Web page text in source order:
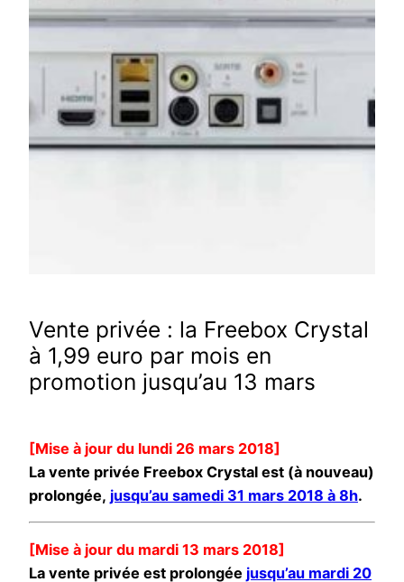
Vente privée : la Freebox Crystal
à 1,99 euro par mois en
promotion jusqu’au 13 mars
[Mise à jour du lundi 26 mars 2018]
La vente privée Freebox Crystal est (à nouveau)
prolongée, jusqu’au samedi 31 mars 2018 à 8h.
[Mise à jour du mardi 13 mars 2018]
La vente privée est prolongée jusqu’au mardi 20